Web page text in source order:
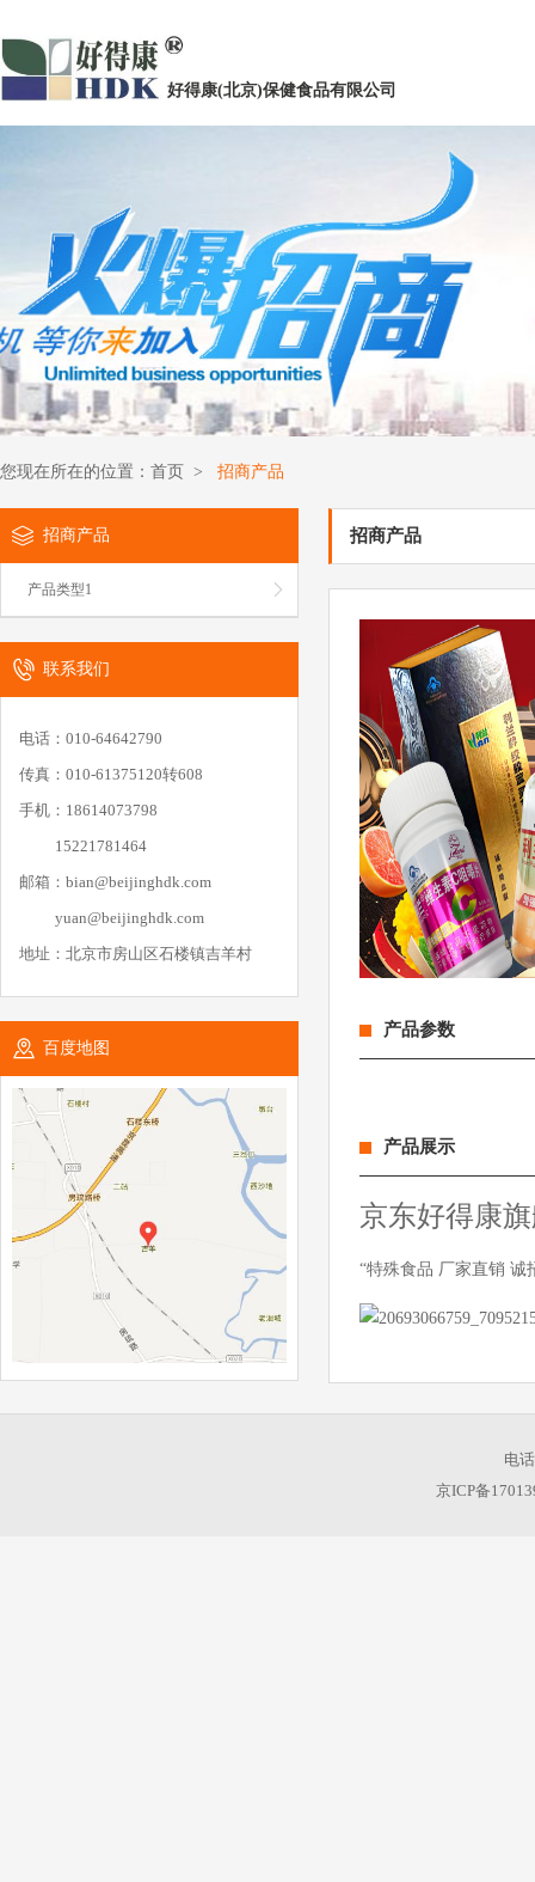
好得康(北京)保健食品有限公司
您现在所在的位置： 首页 > 招商产品
招商产品
产品类型1
联系我们
电话：010-64642790
传真：010-61375120转608
手机：18614073798
15221781464
邮箱：bian@beijinghdk.com
yuan@beijinghdk.com
地址：北京市房山区石楼镇吉羊村
百度地图
招商产品
产品参数
产品展示
京东好得康
“特殊食品 厂家直销 诚
电
京ICP备